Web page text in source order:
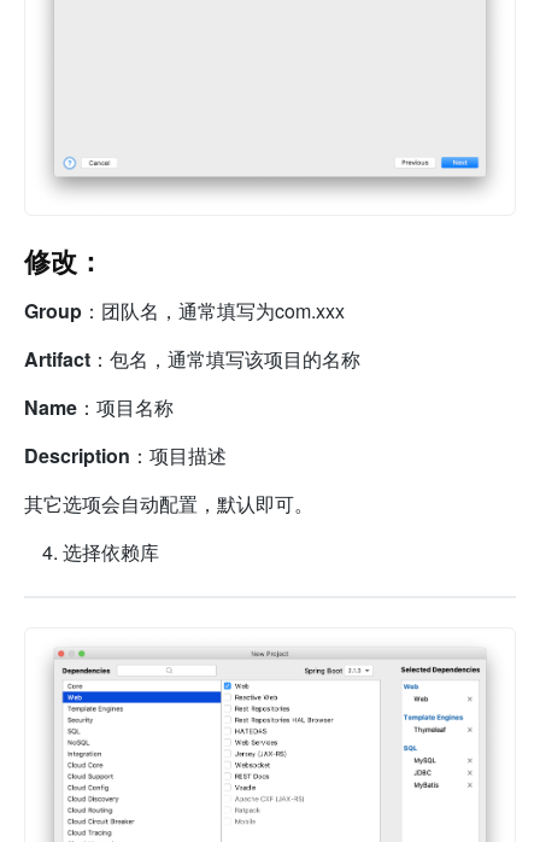
修改：
Group ：团队名，通常填写为com.xxx
Artifact ：包名，通常填写该项目的名称
Name ：项目名称
Description ：项目描述
其它选项会自动配置，默认即可。
选择依赖库